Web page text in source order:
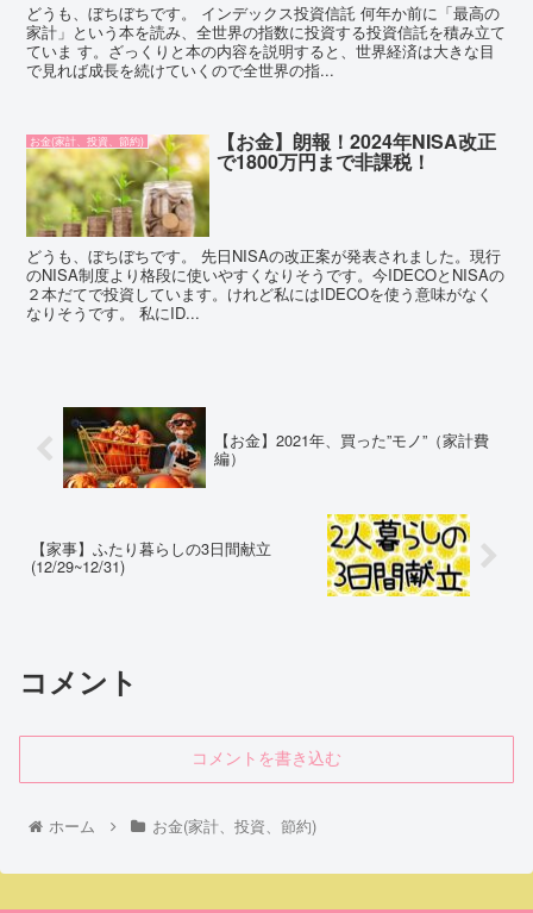
どうも、ぼちぼちです。 インデックス投資信託 何年か前に「最高の
家計」という本を読み、全世界の指数に投資する投資信託を積み立て
ていま す。ざっくりと本の内容を説明すると、世界経済は大きな目
で見れば成長を続けていくので全世界の指...
お金(家計、投資、節約) 【お金】朗報！2024年NISA改正
で1800万円まで非課税！
どうも、ぼちぼちです。 先日NISAの改正案が発表されました。現行
のNISA制度より格段に使いやすくなりそうです。今IDECOとNISAの
２本だてで投資しています。けれど私にはIDECOを使う意味がなく
なりそうです。 私にID...
【お金】2021年、買った”モノ”（家計費
編）
【家事】ふたり暮らしの3日間献立
(12/29~12/31)
コメント
コメントを書き込む
ホーム お金(家計、投資、節約)